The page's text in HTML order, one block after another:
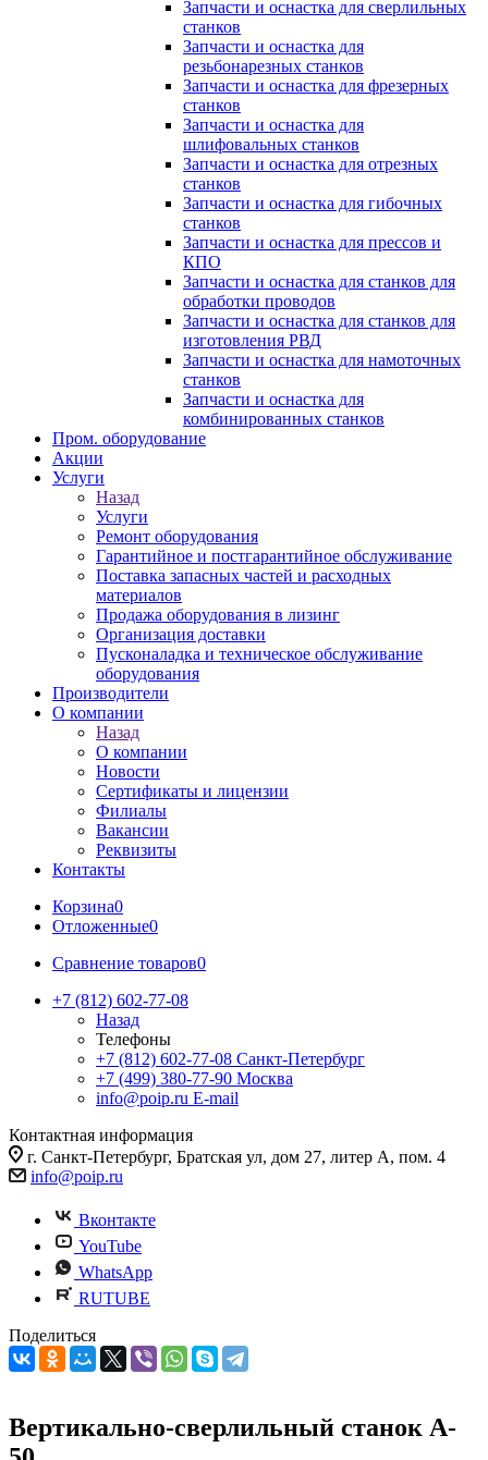
Запчасти и оснастка для сверлильных
станков
Запчасти и оснастка для
резьбонарезных станков
Запчасти и оснастка для фрезерных
станков
Запчасти и оснастка для
шлифовальных станков
Запчасти и оснастка для отрезных
станков
Запчасти и оснастка для гибочных
станков
Запчасти и оснастка для прессов и
КПО
Запчасти и оснастка для станков для
обработки проводов
Запчасти и оснастка для станков для
изготовления РВД
Запчасти и оснастка для намоточных
станков
Запчасти и оснастка для
комбинированных станков
Пром. оборудование
Акции
Услуги
Назад
Услуги
Ремонт оборудования
Гарантийное и постгарантийное обслуживание
Поставка запасных частей и расходных
материалов
Продажа оборудования в лизинг
Организация доставки
Пусконаладка и техническое обслуживание
оборудования
Производители
О компании
Назад
О компании
Новости
Сертификаты и лицензии
Филиалы
Вакансии
Реквизиты
Контакты
Корзина0
Отложенные0
Сравнение товаров0
+7 (812) 602-77-08
Назад
Телефоны
+7 (812) 602-77-08 Санкт-Петербург
+7 (499) 380-77-90 Москва
info@poip.ru E-mail
Контактная информация
г. Санкт-Петербург, Братская ул, дом 27, литер А, пом. 4
info@poip.ru
Вконтакте
YouTube
WhatsApp
RUTUBE
Поделиться
Вертикально-сверлильный станок A-